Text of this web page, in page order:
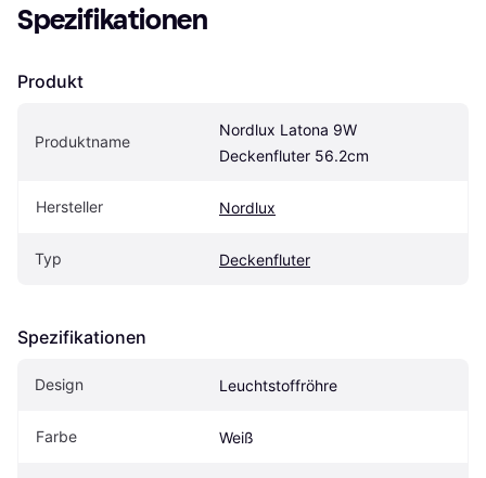
Spezifikationen
Produkt
Produktname
Nordlux Latona 9W
Deckenfluter 56.2cm
Hersteller Nordlux
Typ Deckenfluter
Spezifikationen
Design Leuchtstoffröhre
Farbe Weiß